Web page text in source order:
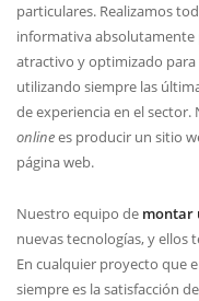
particulares. Realizamos
informativa absolutamente
atractivo y optimizado
utilizando siempre las
de experiencia en el
onlinees producir un sitio
página web.
Nuestro equipo de montar
nuevas tecnologí­as, y ellos
En cualquier proyecto que
siempre es la satisfacción